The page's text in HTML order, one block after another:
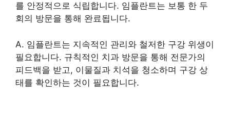
를 안정적으로 식립합니다. 임플란트는 보통 한 두
회의 방문을 통해 완료됩니다.
A. 임플란트는 지속적인 관리와 철저한 구강 위생이
필요합니다. 규칙적인 치과 방문을 통해 전문가의
피드백을 받고, 이물질과 치석을 청소하며 구강 상
태를 확인하는 것이 필요합니다.